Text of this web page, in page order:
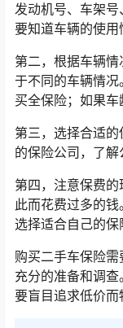
发动机号、车架
要知道车辆的使用
第二，根据车辆
于不同的车辆情
买全保险；如果车
第三，选择合适
的保险公司，了解
第四，注意保费
此而花费过多的
选择适合自己的保
购买二手车保险
充分的准备和调
要盲目追求低价而